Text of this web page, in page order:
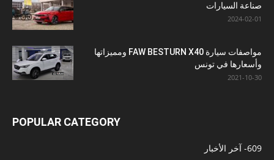
صناعة السيارات
2024-02-01
مواصفات سيارة FAW BESTURN X40 ومميزاتها
وأسعارها في تونس
2021-10-30
POPULAR CATEGORY
- آخر الأخبار609